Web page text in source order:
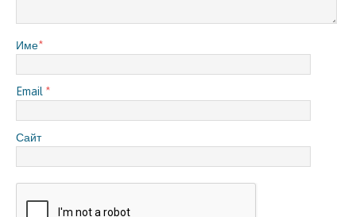
Име*
Email *
Сайт